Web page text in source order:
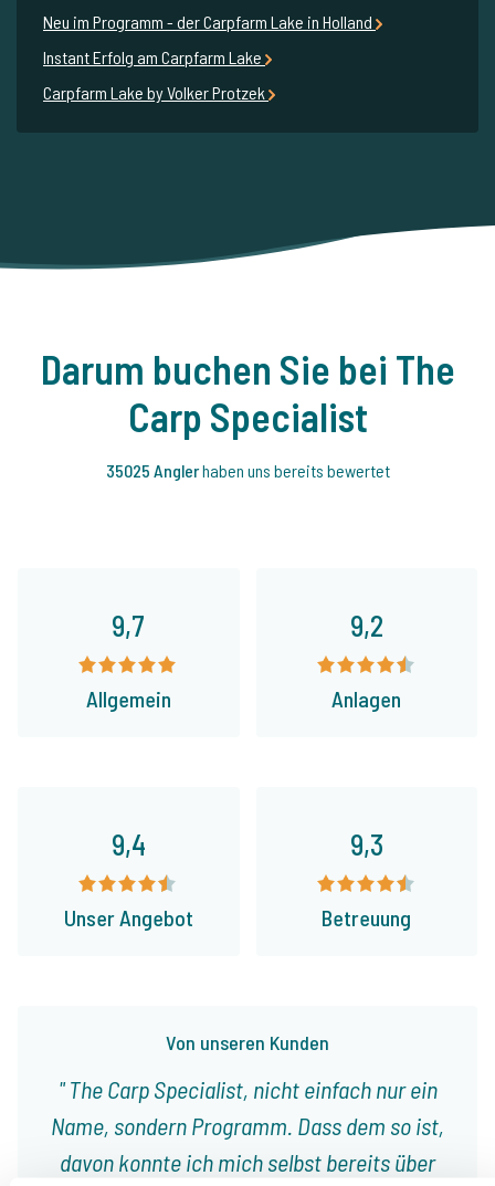
Neu im Programm - der Carpfarm Lake in Holland
Instant Erfolg am Carpfarm Lake
Carpfarm Lake by Volker Protzek
Darum buchen Sie bei The
Carp Specialist
35025 Anglerhaben uns bereits bewertet
9,7
Allgemein
9,2
Anlagen
Von unseren Kunden
The Carp Specialist, nicht einfach nur ein
Name, sondern Programm. Dass dem so ist,
davon konnte ich mich selbst bereits über
9,4
Unser Angebot
9,3
Betreuung